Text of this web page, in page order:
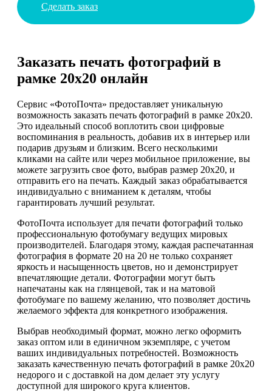
Сделать заказ
Заказать печать фотографий в
рамке 20х20 онлайн
Сервис «ФотоПочта» предоставляет уникальную
возможность заказать печать фотографий в рамке 20х20.
Это идеальный способ воплотить свои цифровые
воспоминания в реальность, добавив их в интерьер или
подарив друзьям и близким. Всего несколькими
кликами на сайте или через мобильное приложение, вы
можете загрузить свое фото, выбрав размер 20х20, и
отправить его на печать. Каждый заказ обрабатывается
индивидуально с вниманием к деталям, чтобы
гарантировать лучший результат.
ФотоПочта использует для печати фотографий только
профессиональную фотобумагу ведущих мировых
производителей. Благодаря этому, каждая распечатанная
фотография в формате 20 на 20 не только сохраняет
яркость и насыщенность цветов, но и демонстрирует
впечатляющие детали. Фотографии могут быть
напечатаны как на глянцевой, так и на матовой
фотобумаге по вашему желанию, что позволяет достичь
желаемого эффекта для конкретного изображения.
Выбрав необходимый формат, можно легко оформить
заказ оптом или в единичном экземпляре, с учетом
ваших индивидуальных потребностей. Возможность
заказать качественную печать фотографий в рамке 20х20
недорого и с доставкой на дом делает эту услугу
доступной для широкого круга клиентов.